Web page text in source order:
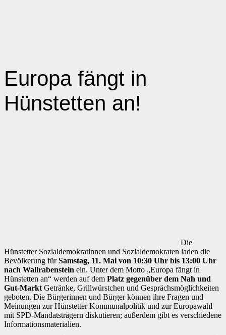
Europa fängt in
Hünstetten an!
Die
Hünstetter Sozialdemokratinnen und Sozialdemokraten laden die
Bevölkerung fürSamstag, 11. Mai von 10:30 Uhr bis 13:00 Uhr
nach Wallrabenstein ein. Unter dem Motto „Europa fängt in
Hünstetten an“ werden auf dem Platz gegenüber dem Nah und
Gut-Markt Getränke, Grillwürstchen und Gesprächsmöglichkeiten
geboten. Die Bürgerinnen und Bürger können ihre Fragen und
Meinungen zur Hünstetter Kommunalpolitik und zur Europawahl
mit SPD-Mandatsträgern diskutieren; außerdem gibt es verschiedene
Informationsmaterialien.